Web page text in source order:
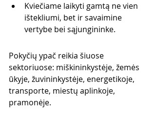
Kviečiame laikyti gamtą ne vien
ištekliumi, bet ir savaimine
vertybe bei sąjungininke.
Pokyčių ypač reikia šiuose
sektoriuose: miškininkystėje, žemės
ūkyje, žuvininkystėje, energetikoje,
transporte, miestų aplinkoje,
pramonėje.